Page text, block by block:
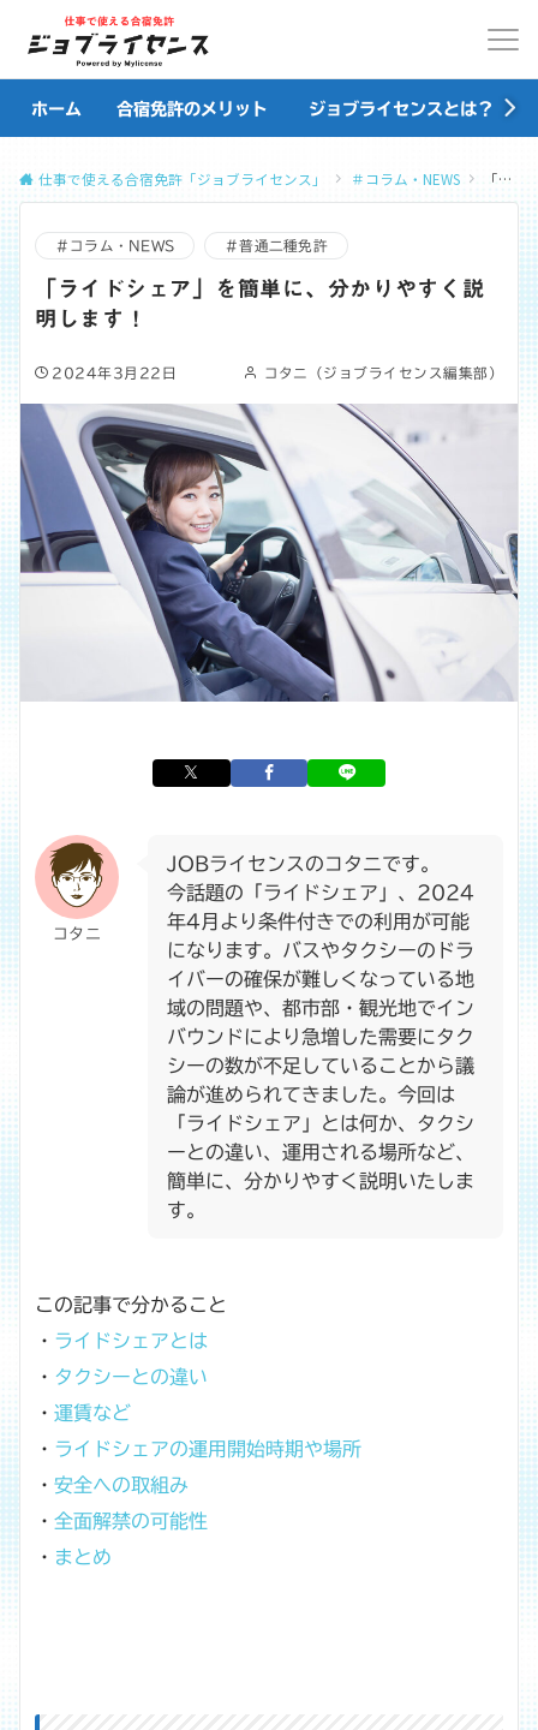
ホーム 合宿免許のメリット ジョブライセンスとは？
仕事で使える合宿免許「ジョブライセンス」 ＃コラム・NEWS 「ライドシェア」を簡単に、分かりやすく説明します！
＃コラム・NEWS ＃普通二種免許
「ライドシェア」を簡単に、分かりやすく説
明します！
2024年3月22日 コタニ（ジョブライセンス編集部）
コタニ
JOBライセンスのコタニです。
今話題の「ライドシェア」、2024
年4月より条件付きでの利用が可能
になります。バスやタクシーのドラ
イバーの確保が難しくなっている地
域の問題や、都市部・観光地でイン
バウンドにより急増した需要にタク
シーの数が不足していることから議
論が進められてきました。今回は
「ライドシェア」とは何か、タクシ
ーとの違い、運用される場所など、
簡単に、分かりやすく説明いたしま
す。
この記事で分かること
・ ライドシェアとは
・ タクシーとの違い
・ 運賃など
・ ライドシェアの運用開始時期や場所
・ 安全への取組み
・ 全面解禁の可能性
・ まとめ